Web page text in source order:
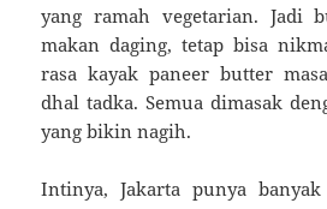
yang ramah vegetarian. Jadi
makan daging, tetap bisa
rasa kayak paneer butter
dhal tadka. Semua dimasak
yang bikin nagih.
Intinya, Jakarta punya